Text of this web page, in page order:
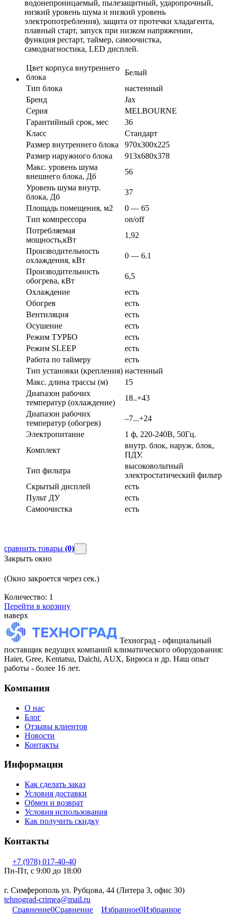
водонепроницаемый, пылезащитный, ударопрочный,
низкий уровень шума и низкий уровень
электропотребления), защита от протечки хладагента,
плавный старт, запуск при низком напряжении,
функция рестарт, таймер, самоочистка,
самодиагностика, LED дисплей.
Цвет корпуса внутреннего
блока
Белый
Тип блока
настенный
Бренд
Jax
Серия
MELBOURNE
Гарантийный срок, мес
36
Класс
Стандарт
Размер внутреннего блока
970х300х225
Размер наружного блока
913х680х378
Макс. уровень шума
внешнего блока, Дб
56
Уровень шума внутр.
блока, Дб
37
Площадь помещения, м2
0 — 65
Тип компрессора
on/off
Потребляемая
мощность,кВт
1,92
Производительность
охлаждения, кВт
0 — 6.1
Производительность
обогрева, кВт
6,5
Охлаждение
есть
Обогрев
есть
Вентиляция
есть
Осушение
есть
Режим ТУРБО
есть
Режим SLEEP
есть
Работа по таймеру
есть
Тип установки (крепления) настенный
Макс. длина трассы (м)
15
Диапазон рабочих
температур (охлаждение)
18..+43
Диапазон рабочих
температур (обогрев)
–7...+24
Электропитание
1 ф, 220-240В, 50Гц.
Комплект
внутр. блок, наруж. блок,
ПДУ.
Тип фильтра
высоковольтный
электростатический фильтр
Скрытый дисплей
есть
Пульт ДУ
есть
Самоочистка
есть
сравнить товары (0)
Закрыть окно
(Окно закроется через сек.)
Количество: 1
Перейти в корзину
наверх
Техноград - официальный
поставщик ведущих компаний климатического оборудования:
Haier, Gree, Kentatsu, Daichi, AUX, Бирюса и др. Наш опыт
работы - более 16 лет.
Компания
О нас
Блог
Отзывы клиентов
Новости
Контакты
Информация
Как сделать заказ
Условия доставки
Обмен и возврат
Условия использования
Как получить скидку
Контакты
+7 (978) 017-40-40
Пн-Пт, c 9:00 до 18:00
г. Симферополь ул. Рубцова, 44 (Литера З, офис 30)
tehnograd-crimea@mail.ru
Сравнение0Сравнение Избранное0Избранное